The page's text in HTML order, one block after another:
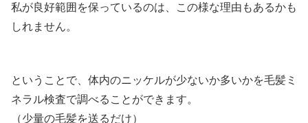
私が良好範囲を保っているのは、この様な理由もあるかも
しれません。
ということで、体内のニッケルが少ないか多いかを毛髪ミ
ネラル検査で調べることができます。
（少量の毛髪を送るだけ）